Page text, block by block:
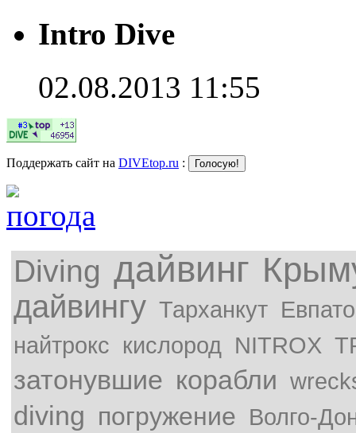
Intro Dive
02.08.2013 11:55
Поддержать сайт на DIVEtop.ru :
Diving дайвинг
дайвингу Тарханкут
найтрокс кислород NITROX
затонувшие корабли
diving погружение Волго-